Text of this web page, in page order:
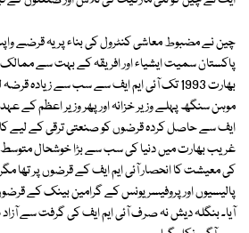
چین نے مضبوط معاشی کنٹرول کی بناء پر یہ قرضے
پاکستان سمیت ایشیاء اور افریقہ کے بہت سے
بھارت 1993 تک آئی ایم ایف سے سب سے زیادہ
موہن سنگھ پہلے وزیر خزانہ اور پھر وزیر اعظم کے عہدہ
ایف سے حاصل کردہ قرضوں کو صنعتی ترقی کے لیے
غریب بھارت میں دنیا کی سب سے بڑا خوشحال
کی معیشت کا انحصار آئی ایم ایف کے قرضوں پر تھا
پالیسیوں اور پروفیسر یونس کے گرامین بینک کے
آیا۔ بنگلہ دیش نہ صرف آئی ایم ایف کی گرفت سے آزاد